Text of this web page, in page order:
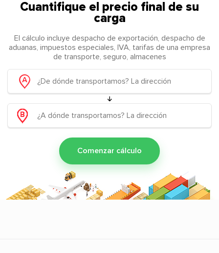
Cuantifique el precio final de su
carga
El cálculo incluye despacho de exportación, despacho de
aduanas, impuestos especiales, IVA, tarifas de una empresa
de transporte, seguro, almacenes
Comenzar cálculo